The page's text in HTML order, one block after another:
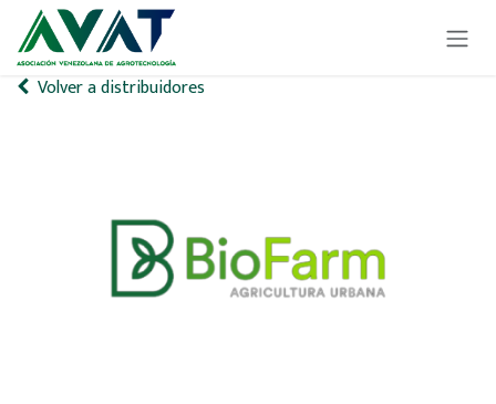
Ir al contenido
Volver a distribuidores